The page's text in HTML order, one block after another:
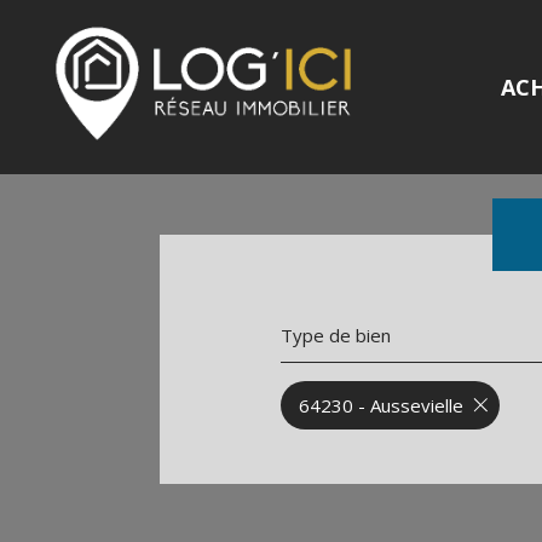
Type de bien
64230 - Aussevielle